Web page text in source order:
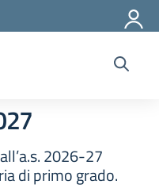
2026-27
di primo grado.